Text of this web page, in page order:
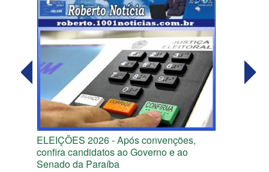
ELEIÇÕES 2026 - Após convenções,
confira candidatos ao Governo e ao
Senado da Paraíba